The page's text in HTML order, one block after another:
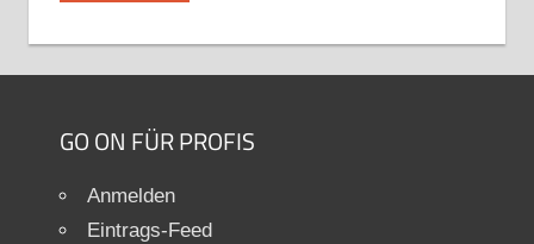
GO ON FÜR PROFIS
Anmelden
Eintrags-Feed